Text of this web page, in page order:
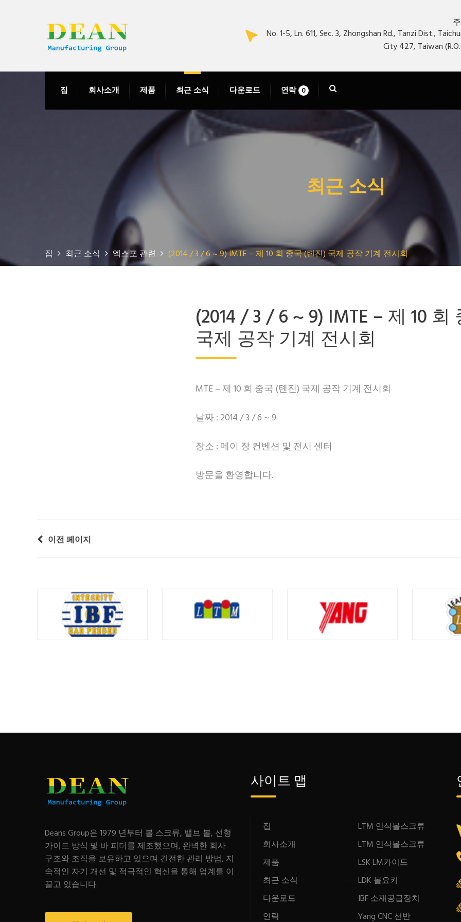
No. 1-5, Ln. 611, Sec. 3, Zhongshan Rd., Tanzi Dist.,
City 427, Taiwan
집 회사소개 제품 최근 소식 다운로드 연락 0
최근 소식
집 최근 소식 엑스포 관련 (2014 / 3 / 6 ~ 9) IMTE – 제 10 회 중국 (톈진) 국제 공작 기계 전시회
(2014 / 3 / 6 ~ 9) IMTE – 제 10
국제 공작 기계 전시회
MTE – 제 10 회 중국 (톈진) 국제 공작 기계 전시회
날짜 : 2014 / 3 / 6 ~ 9
장소 : 메이 장 컨벤션 및 전시 센터
방문을 환영합니다.
이전 페이지
Deans Group은 1979 년부터 볼 스크류, 밸브 볼, 선형
가이드 방식 및 바 피더를 제조했으며, 완벽한 회사
구조와 조직을 보유하고 있으며 건전한 관리 방법, 지
속적인 자기 개선 및 적극적인 혁신을 통해 업계를 이
끌고 있습니다.
사이트 맵
집
회사소개
제품
최근 소식
다운로드
연락
LTM 연삭볼스크류
LTM 연삭볼스크류
LSK LM가이드
LDK 볼요커
IBF 소재공급장치
Yang CNC 선반